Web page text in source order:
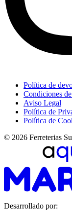
Política de
Condiciones
Aviso Legal
Política de
Política de
© 2026 Ferreterias
Desarrollado por: